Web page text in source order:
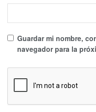
Guardar mi nombre,
navegador para la